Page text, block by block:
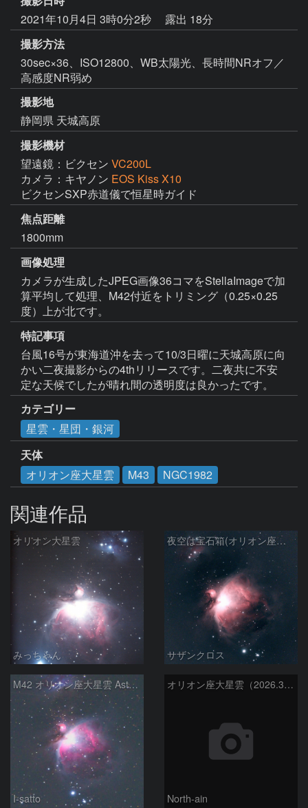
2021年10月4日 3時0分2秒
露出 18分
撮影方法
30sec×36、ISO12800、WB太陽光、長時間NRオフ／
高感度NR弱め
撮影地
静岡県 天城高原
撮影機材
望遠鏡：ビクセン VC200L
カメラ：キヤノン EOS Kiss X10
ビクセンSXP赤道儀で恒星時ガイド
焦点距離
1800mm
画像処理
カメラが生成したJPEG画像36コマをStellaImageで加
算平均して処理、M42付近をトリミング（0.25×0.25
度）上が北です。
特記事項
台風16号が東海道沖を去って10/3日曜に天城高原に向
かい二夜撮影からの4thリリースです。二夜共に不安
定な天候でしたが晴れ間の透明度は良かったです。
カテゴリー
星雲・星団・銀河
天体
オリオン座大星雲
M43 NGC1982
関連作品
オリオン大星雲
みっちゃん
夜空は宝石箱(オリオン座大星雲 M42) Seestar50
サザンクロス
M42 オリオン座大星雲 AstroTracer Type3の威力
I-satto
オリオン座大星雲（2026.3.15）
North-ain